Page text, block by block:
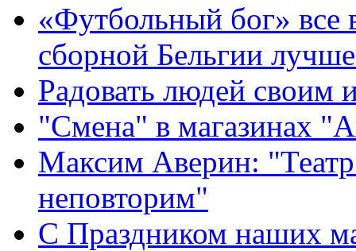
«Футбольный бог» все
сборной Бельгии
Радовать людей своим
"Смена" в магазинах
Максим Аверин:
неповторим"
С Праздником наших